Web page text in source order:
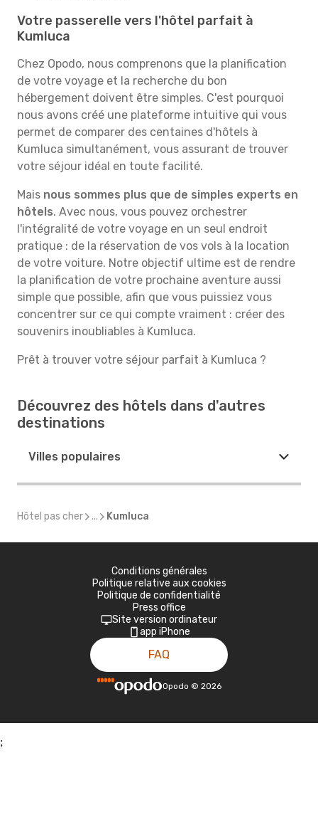
Votre passerelle vers l'hôtel parfait à
Kumluca
Chez Opodo, nous comprenons que la planification
de votre voyage et la recherche du bon
hébergement doivent être simples. C'est pourquoi
nous avons créé une plateforme intuitive qui vous
permet de comparer des centaines d'hôtels à
Kumluca simultanément, vous assurant de trouver
votre séjour idéal en toute facilité.
Mais nous sommes plus que de simples experts en
hôtels. Avec nous, vous pouvez orchestrer
l'intégralité de votre voyage en un seul endroit
pratique : de la réservation de vos vols à la location
de votre voiture. Notre objectif ultime est de rendre
la planification de votre prochaine aventure aussi
simple que possible, afin que vous puissiez vous
concentrer sur ce qui compte vraiment : créer des
souvenirs inoubliables à Kumluca.
Prêt à trouver votre séjour parfait à Kumluca ?
Découvrez des hôtels dans d'autres
destinations
Villes populaires
Hôtel pas cher ... Kumluca
Conditions générales
Politique relative aux cookies
Politique de confidentialité
Press office
Site version ordinateur
app iPhone
FAQ
Opodo © 2026
;